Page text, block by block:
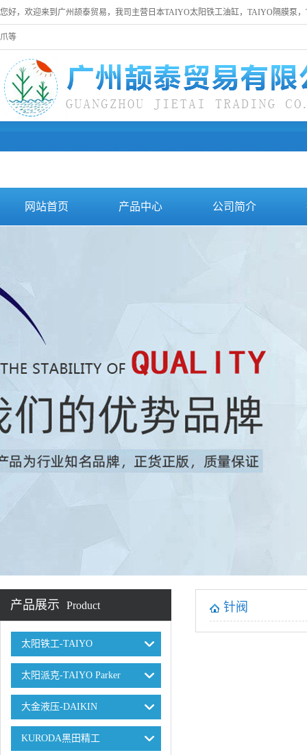
您好，欢迎来到广州颉泰贸易，我司主营日本TAIYO太阳铁工油缸，TAIYO隔膜泵
爪等
网站首页 产品中心 公司简介
产品展示 Product
太阳铁工-TAIYO
太阳派克-TAIYO Parker
大金液压-DAIKIN
KURODA黑田精工
针阀